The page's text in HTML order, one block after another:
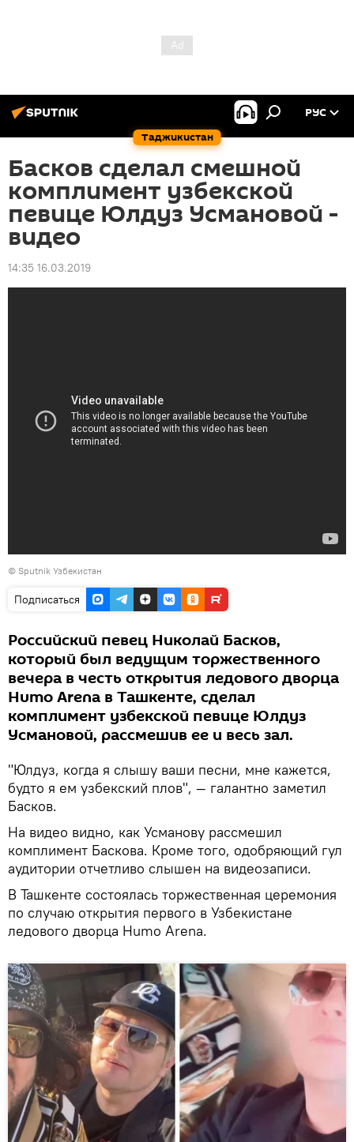
Таджикистан
РУС
Басков сделал смешной
комплимент узбекской
певице Юлдуз Усмановой -
видео
14:35 16.03.2019
© Sputnik Узбекистан
Подписаться
Российский певец Николай Басков,
который был ведущим торжественного
вечера в честь открытия ледового дворца
Humo Arena в Ташкенте, сделал
комплимент узбекской певице Юлдуз
Усмановой, рассмешив ее и весь зал.
"Юлдуз, когда я слышу ваши песни, мне кажется,
будто я ем узбекский плов", — галантно заметил
Басков.
На видео видно, как Усманову рассмешил
комплимент Баскова. Кроме того, одобряющий гул
аудитории отчетливо слышен на видеозаписи.
В Ташкенте состоялась торжественная церемония
по случаю открытия первого в Узбекистане
ледового дворца Humo Arena.